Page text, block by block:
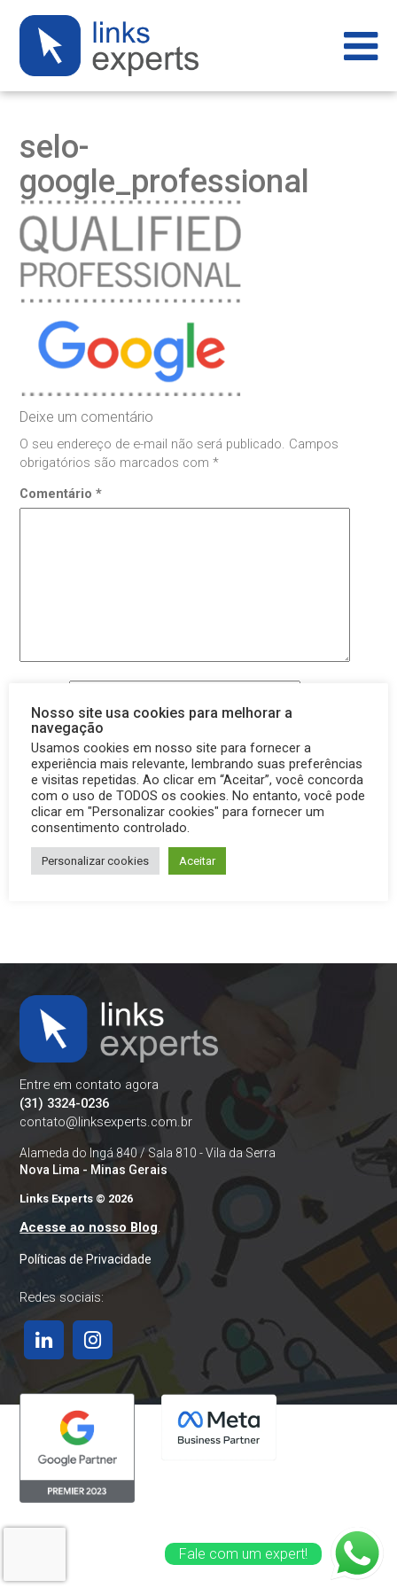
selo-
google_professional
Deixe um comentário
O seu endereço de e-mail não será publicado. Campos
obrigatórios são marcados com*
Comentário*
E-mail*
Site
Salvar meus dados neste navegador para a próxima vez
que eu comentar.
Entre em contato agora
(31) 3324-0236
contato@linksexperts.com.br
Alameda do Ingá 840 / Sala 810 - Vila da Serra
Nova Lima - Minas Gerais
Links Experts © 2026
Acesse ao nosso Blog.
Políticas de Privacidade
Redes sociais:
Nosso site usa cookies para melhorar a
navegação
Usamos cookies em nosso site para fornecer a
experiência mais relevante, lembrando suas preferências
e visitas repetidas. Ao clicar em “Aceitar”, você concorda
com o uso de TODOS os cookies. No entanto, você pode
clicar em "Personalizar cookies" para fornecer um
consentimento controlado.
Personalizar cookies Aceitar
Fale com um expert!